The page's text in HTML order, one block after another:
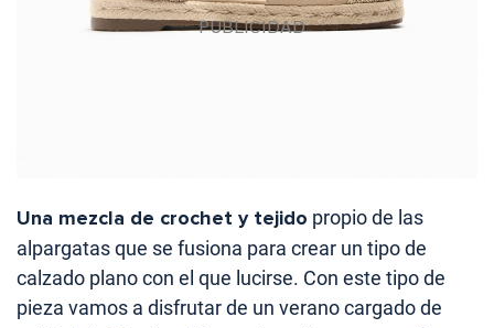
Una mezcla de crochet y tejido propio de las
alpargatas que se fusiona para crear un tipo de
calzado plano con el que lucirse. Con este tipo de
pieza vamos a disfrutar de un verano cargado de